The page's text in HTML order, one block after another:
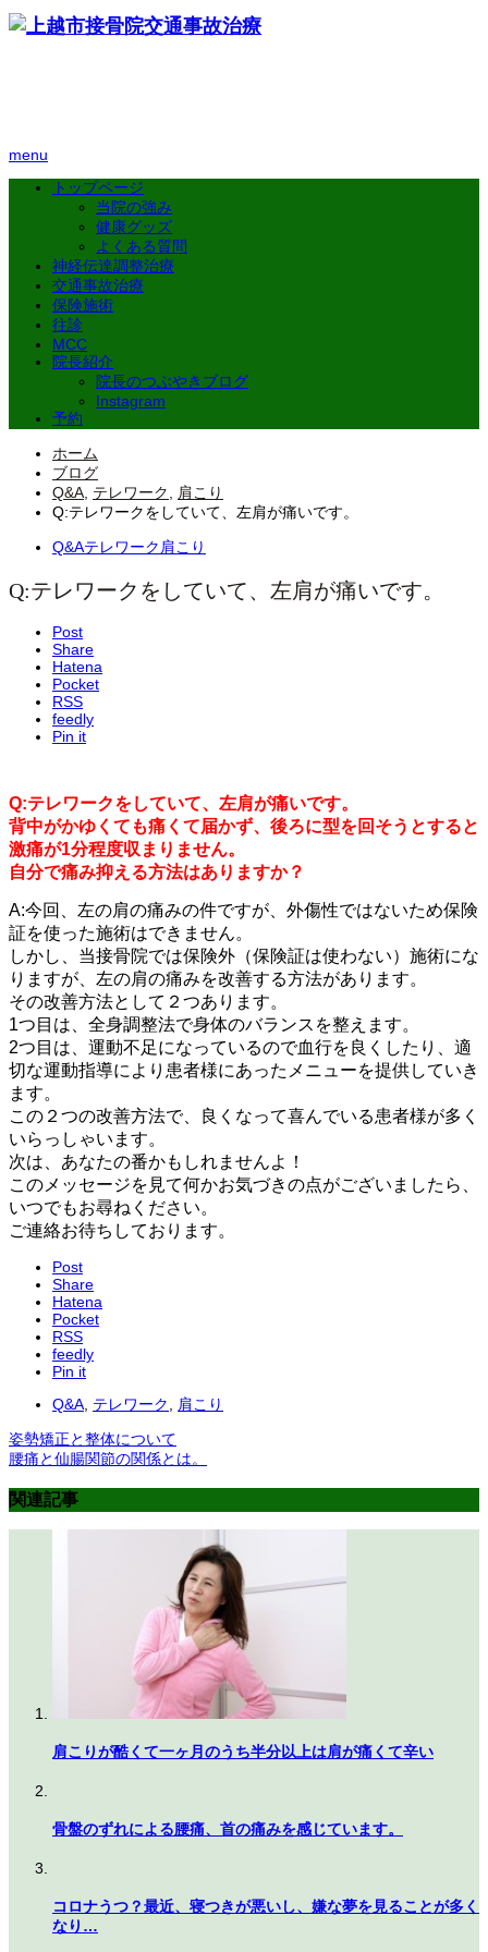
menu
トップページ
当院の強み
健康グッズ
よくある質問
神経伝達調整治療
交通事故治療
保険施術
往診
MCC
院長紹介
院長のつぶやきブログ
Instagram
予約
ホーム
ブログ
Q&A テレワーク
肩こり
Q:テレワークをしていて、左肩が痛いです。
Q&Aテレワーク 肩こり
Q:テレワークをしていて、左肩が痛いです。
Post
Share
Hatena
Pocket
RSS
feedly
Pin it
Q:テレワークをしていて、左肩が痛いです。
背中がかゆくても痛くて届かず、後ろに型を回そうとすると
激痛が1分程度収まりません。
自分で痛み抑える方法はありますか？
A:今回、左の肩の痛みの件ですが、外傷性ではないため保険
証を使った施術はできません。
しかし、当接骨院では保険外（保険証は使わない）施術にな
りますが、左の肩の痛みを改善する方法があります。
その改善方法として２つあります。
1つ目は、全身調整法で身体のバランスを整えます。
2つ目は、運動不足になっているので血行を良くしたり、適
切な運動指導により患者様にあったメニューを提供していき
ます。
この２つの改善方法で、良くなって喜んでいる患者様が多く
いらっしゃいます。
次は、あなたの番かもしれませんよ！
このメッセージを見て何かお気づきの点がございましたら、
いつでもお尋ねください。
ご連絡お待ちしております。
Post
Share
Hatena
Pocket
RSS
feedly
Pin it
Q&A, テレワーク, 肩こり
姿勢矯正と整体について
腰痛と仙腸関節の関係とは。
関連記事
肩こりが酷くて一ヶ月のうち半分以上は肩が痛くて辛い
骨盤のずれによる腰痛、首の痛みを感じています。
コロナうつ？最近、寝つきが悪いし、嫌な夢を見ることが多く
なり…